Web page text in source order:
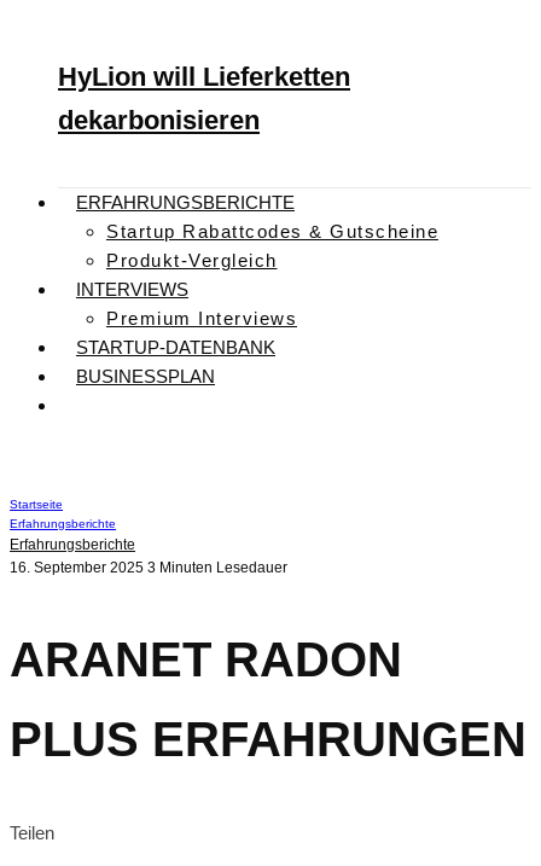
HyLion will Lieferketten
dekarbonisieren
ERFAHRUNGSBERICHTE
Startup Rabattcodes & Gutscheine
Produkt-Vergleich
INTERVIEWS
Premium Interviews
STARTUP-DATENBANK
BUSINESSPLAN
Startseite
Erfahrungsberichte
Erfahrungsberichte
16. September 2025 3 Minuten Lesedauer
ARANET RADON
PLUS ERFAHRUNGEN
Teilen